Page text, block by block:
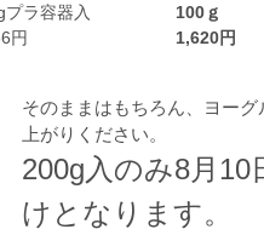
プラ容器入
円
100ｇ
1,620円
そのままはもちろん、ヨー
上がりください。
200g入のみ8月10
けとなります。